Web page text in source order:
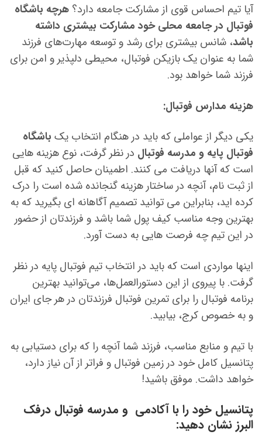
آیا تیم احساس قوی از مشارکت جامعه دارد؟هرچه باشگاه
فوتبال در جامعه محلی خود مشارکت بیشتری داشته
باشد، شانس بیشتری برای رشد و توسعه مهارت‌های فرزند
شما به عنوان یک بازیکن فوتبال، محیطی دلپذیر و امن برای
فرزند شما خواهد بود.
هزینه مدارس فوتبال:
یکی دیگر از عواملی که باید در هنگام انتخاب یک باشگاه
فوتبال پایه و مدرسه فوتبال در نظر گرفت، نوع هزینه هایی
است که آنها دریافت می کنند. اطمینان حاصل کنید که قبل
از ثبت نام، آنچه در ساختار هزینه گنجانده شده است را درک
کرده اید، بنابراین می توانید تصمیم آگاهانه ای بگیرید که به
بهترین وجه مناسب کیف پول شما باشد و فرزندتان از حضور
در این تیم چه فرصت هایی به دست آورد.
اینها مواردی است که باید در انتخاب تیم فوتبال پایه در نظر
گرفت. با پیروی از این دستورالعمل‌ها، می‌توانید بهترین
برنامه فوتبال را برای تمرین فوتبال فرزندتان در هر جای ایران
و به خصوص کرج، بیابید.
با تیم و منابع مناسب، فرزند شما آنچه را که برای دستیابی به
پتانسیل کامل خود در زمین فوتبال و فراتر از آن نیاز دارد،
خواهد داشت. موفق باشید!
پتانسیل خود را با آکادمی و مدرسه فوتبال درفک
البرز نشان دهید: